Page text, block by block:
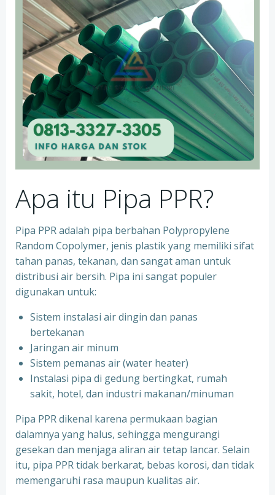
Apa itu Pipa PPR?
Pipa PPR adalah pipa berbahan Polypropylene
Random Copolymer, jenis plastik yang memiliki sifat
tahan panas, tekanan, dan sangat aman untuk
distribusi air bersih. Pipa ini sangat populer
digunakan untuk:
Sistem instalasi air dingin dan panas
bertekanan
⁠Jaringan air minum
⁠Sistem pemanas air (water heater)
⁠Instalasi pipa di gedung bertingkat, rumah
sakit, hotel, dan industri makanan/minuman
Pipa PPR dikenal karena permukaan bagian
dalamnya yang halus, sehingga mengurangi
gesekan dan menjaga aliran air tetap lancar. Selain
itu, pipa PPR tidak berkarat, bebas korosi, dan tidak
memengaruhi rasa maupun kualitas air.